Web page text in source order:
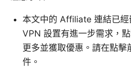
本文中的 Affiliate 連結已
VPN 設置有進一步需求，
更多並獲取優惠。請在點擊
件。